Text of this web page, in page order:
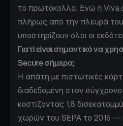
το πρωτόκολλο. Ενώ η
πλήρως από την πλευρά του
υποστηρίζουν όλοι οι
Γιατί είναι σημαντικό να
Secure σήμερα;
Η απάτη με πιστωτικές
διαδεδομένη στον
κοστίζοντας 1,8
χωρών του SEPA το 2016 —